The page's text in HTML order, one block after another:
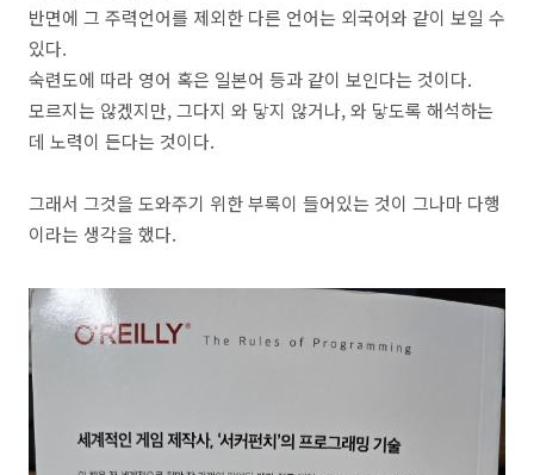
반면에 그 주력언어를 제외한 다른 언어는 외국어와 같이 보일 수
있다.
숙련도에 따라 영어 혹은 일본어 등과 같이 보인다는 것이다.
모르지는 않겠지만, 그다지 와 닿지 않거나, 와 닿도록 해석하는
데 노력이 든다는 것이다.
그래서 그것을 도와주기 위한 부록이 들어있는 것이 그나마 다행
이라는 생각을 했다.